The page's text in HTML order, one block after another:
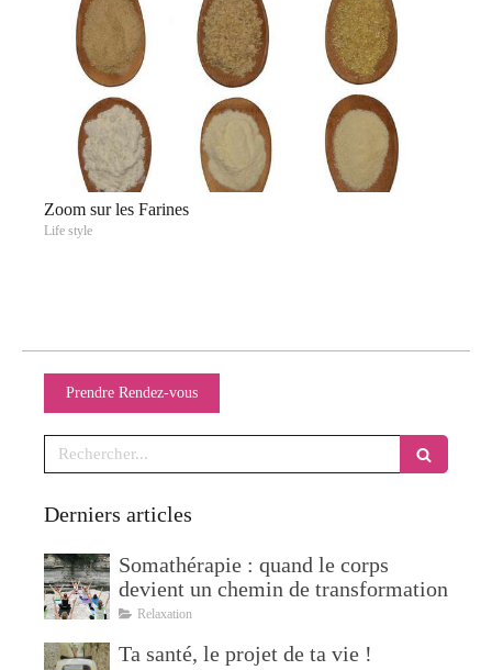
Zoom sur les Farines
Life style
Prendre Rendez-vous
Rechercher
Derniers articles
Somathérapie : quand le corps
devient un chemin de transformation
Relaxation
Ta santé, le projet de ta vie !